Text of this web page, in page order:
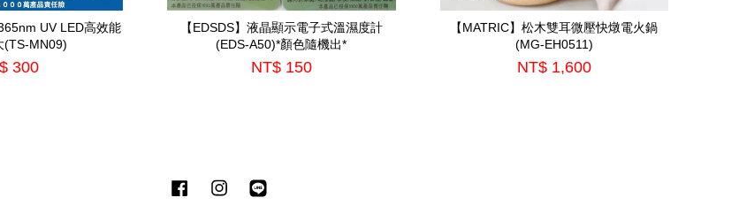
UV LED高效能
(TS-MN09)
300
【EDSDS】液晶顯示電子式溫濕度計
(EDS-A50)*顏色隨機出*
NT$ 150
【MATRIC】松木雙耳微壓快燉電火鍋
(MG-EH0511)
NT$ 1,600
Facebook Instagram